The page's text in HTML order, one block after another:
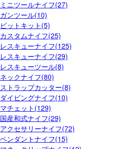
ミニツールナイフ(27)
ガンツール(10)
ビットキット(5)
カスタムナイフ(25)
レスキューナイフ(125)
レスキューナイフ(29)
レスキューツール(8)
ネックナイフ(80)
ストラップカッター(8)
ダイビングナイフ(10)
マチェット(129)
国産和式ナイフ(29)
アクセサリーナイフ(72)
ペンダントナイフ(15)